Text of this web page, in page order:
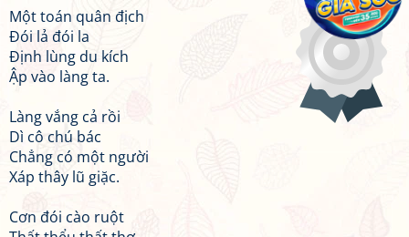
Một toán quân địch
Đói lả đói la
Định lùng du kích
Ập vào làng ta.
Làng vắng cả rồi
Dì cô chú bác
Chẳng có một người
Xáp thây lũ giặc.
Cơn đói cào ruột